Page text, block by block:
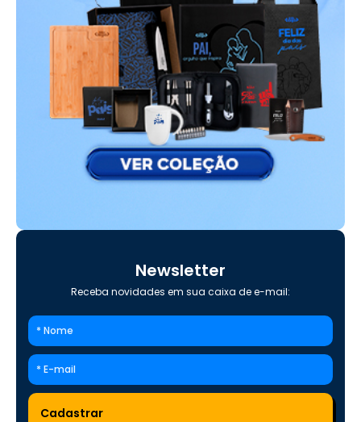
Newsletter
Receba novidades em sua caixa de e-mail: